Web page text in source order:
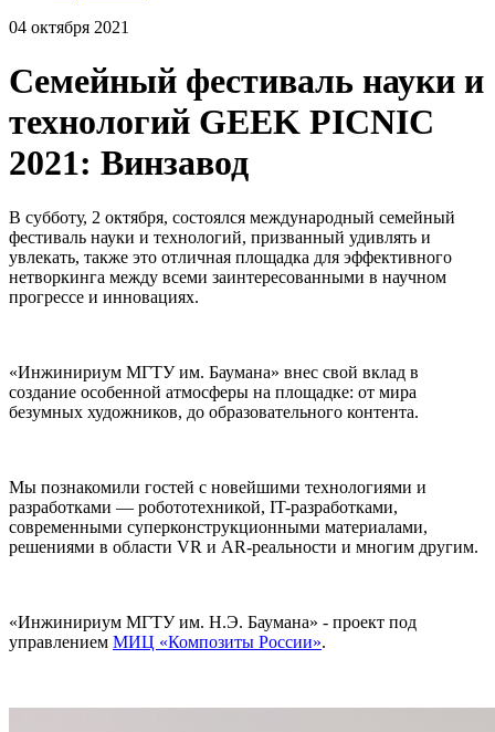
04 октября 2021
Семейный фестиваль науки и
технологий GEEK PICNIC
2021: Винзавод
В субботу, 2 октября, состоялся международный семейный
фестиваль науки и технологий, призванный удивлять и
увлекать, также это отличная площадка для эффективного
нетворкинга между всеми заинтересованными в научном
прогрессе и инновациях.
«Инжинириум МГТУ им. Баумана» внес свой вклад в
создание особенной атмосферы на площадке: от мира
безумных художников, до образовательного контента.
Мы познакомили гостей с новейшими технологиями и
разработками — робототехникой, IT-разработками,
современными суперконструкционными материалами,
решениями в области VR и AR-реальности и многим другим.
«Инжинириум МГТУ им. Н.Э. Баумана» - проект под
управлением МИЦ «Композиты России».